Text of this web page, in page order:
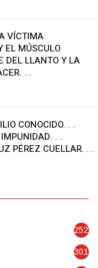
VÍCTIMA
EL MÚSCULO
DEL LLANTO Y LA
. .
CONOCIDO. . .
. .
PÉREZ CUELLAR. . .
2521
3018